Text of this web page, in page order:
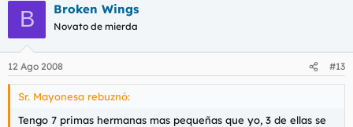
B Broken Wings
Novato de mierda
12 Ago 2008 #13
Sr. Mayonesa rebuznó:
Tengo 7 primas hermanas mas pequeñas que yo, 3 de ellas se